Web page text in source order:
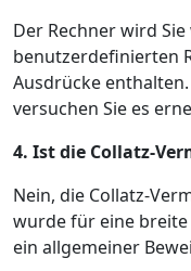
Der Rechner wird
benutzerdefinierten
Ausdrücke
versuchen Sie es
4. Ist die Collatz-
Nein, die Collatz-
wurde für eine
ein allgemeiner